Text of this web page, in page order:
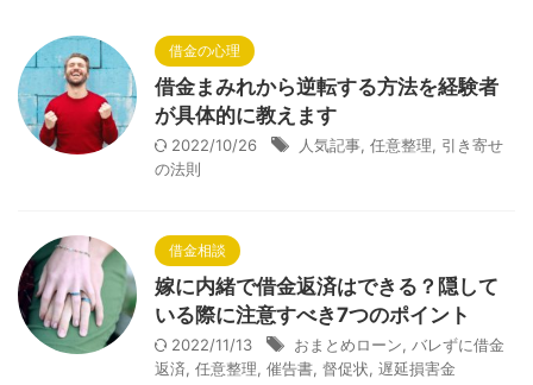
借金の心理
借金まみれから逆転する方法を経験者
が具体的に教えます
2022/10/26 人気記事, 任意整理, 引き寄せ
の法則
借金相談
嫁に内緒で借金返済はできる？隠して
いる際に注意すべき7つのポイント
2022/11/13 おまとめローン, バレずに借金
返済, 任意整理, 催告書, 督促状, 遅延損害金